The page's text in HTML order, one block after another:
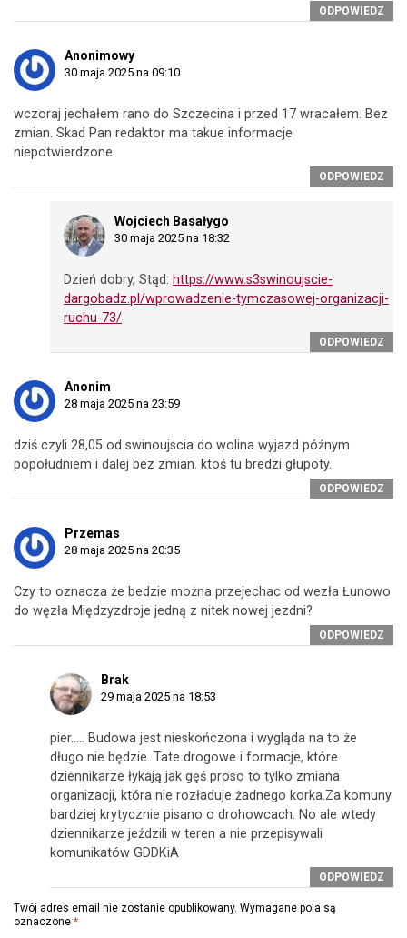
ODPOWIEDZ
Anonimowy
30 maja 2025 na 09:10
wczoraj jechałem rano do Szczecina i przed 17 wracałem. Bez
zmian. Skad Pan redaktor ma takue informacje
niepotwierdzone.
ODPOWIEDZ
Wojciech Basałygo
30 maja 2025 na 18:32
Dzień dobry, Stąd: https://www.s3swinoujscie-
dargobadz.pl/wprowadzenie-tymczasowej-organizacji-
ruchu-73/
ODPOWIEDZ
Anonim
28 maja 2025 na 23:59
dziś czyli 28,05 od swinoujscia do wolina wyjazd późnym
popołudniem i dalej bez zmian. ktoś tu bredzi głupoty.
ODPOWIEDZ
Przemas
28 maja 2025 na 20:35
Czy to oznacza że bedzie można przejechac od wezła Łunowo
do węzła Międzyzdroje jedną z nitek nowej jezdni?
ODPOWIEDZ
Brak
29 maja 2025 na 18:53
pier….. Budowa jest nieskończona i wygląda na to że
długo nie będzie. Tate drogowe i formacje, które
dziennikarze łykają jak gęś proso to tylko zmiana
organizacji, która nie rozładuje żadnego korka.Za komuny
bardziej krytycznie pisano o drohowcach. No ale wtedy
dziennikarze jeździli w teren a nie przepisywali
komunikatów GDDKiA
ODPOWIEDZ
Twój adres email nie zostanie opublikowany. Wymagane pola są
oznaczone *